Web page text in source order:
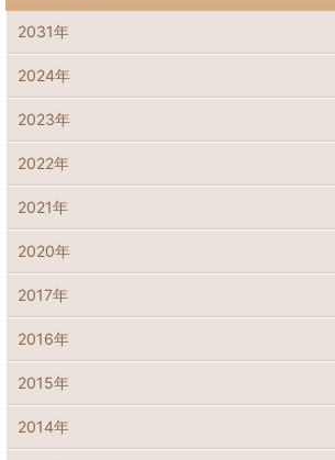
2031年
2024年
2023年
2022年
2021年
2020年
2017年
2016年
2015年
2014年